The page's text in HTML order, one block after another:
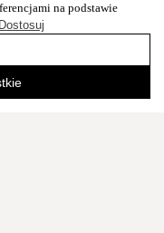
na podstawie
Dostosuj